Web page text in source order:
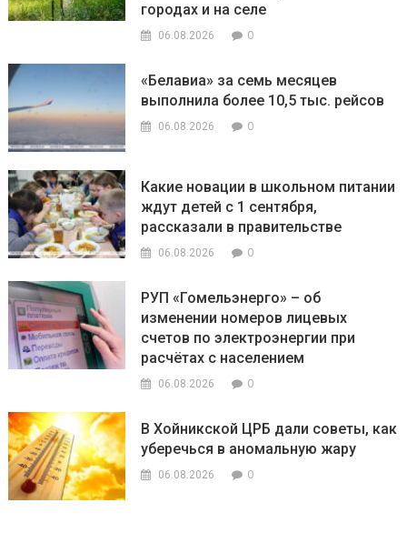
городах и на селе
06.08.2026 0
«Белавиа» за семь месяцев
выполнила более 10,5 тыс. рейсов
06.08.2026 0
Какие новации в школьном питании
ждут детей с 1 сентября,
рассказали в правительстве
06.08.2026 0
РУП «Гомельэнерго» – об
изменении номеров лицевых
счетов по электроэнергии при
расчётах с населением
06.08.2026 0
В Хойникской ЦРБ дали советы, как
уберечься в аномальную жару
06.08.2026 0